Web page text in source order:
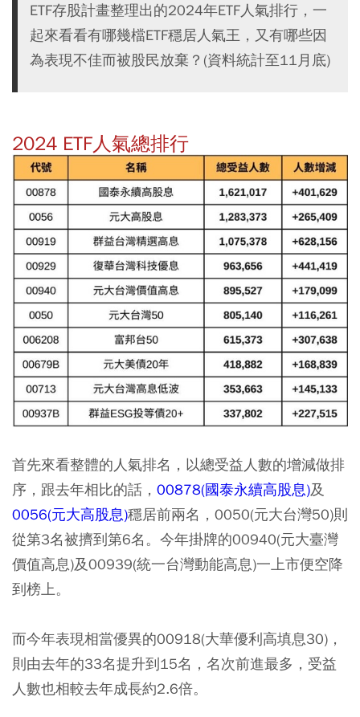
ETF存股計畫整理出的2024年ETF人氣排行，一
起來看看有哪幾檔ETF穩居人氣王，又有哪些因
為表現不佳而被股民放棄？(資料統計至11月底)
2024 ETF人氣總排行
首先來看整體的人氣排名，以總受益人數的增減做排
序，跟去年相比的話， 00878(國泰永續高股息)及
0056(元大高股息)穩居前兩名，0050(元大台灣50)則
從第3名被擠到第6名。今年掛牌的00940(元大臺灣
價值高息)及00939(統一台灣動能高息)一上市便空降
到榜上。
而今年表現相當優異的00918(大華優利高填息30)，
則由去年的33名提升到15名，名次前進最多，受益
人數也相較去年成長約2.6倍。